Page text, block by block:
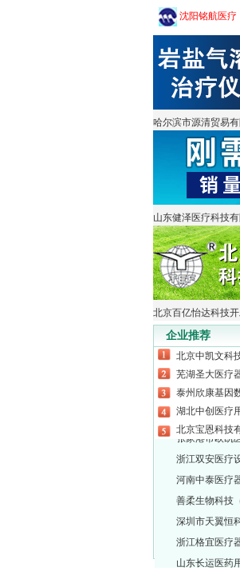
沈阳铭航医疗
哈尔滨市源清贸易有
山东健泽医疗科技有
北京百亿怡达科技
企业推荐